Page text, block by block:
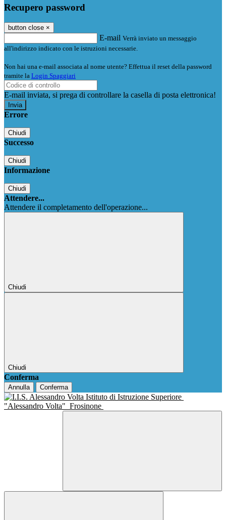
Recupero password
button close ×
E-mail Verrà inviato un messaggio
all'indirizzo indicato con le istruzioni necessarie.
Non hai una e-mail associata al nome utente? Effettua il reset della password
tramite la Login Spaggiari
E-mail inviata, si prega di controllare la casella di posta elettronica!
Errore
Chiudi
Successo
Chiudi
Informazione
Chiudi
Attendere...
Attendere il completamento dell'operazione...
Chiudi
Chiudi
Conferma
Annulla Conferma
Istituto di Istruzione Superiore
"Alessandro Volta" Frosinone